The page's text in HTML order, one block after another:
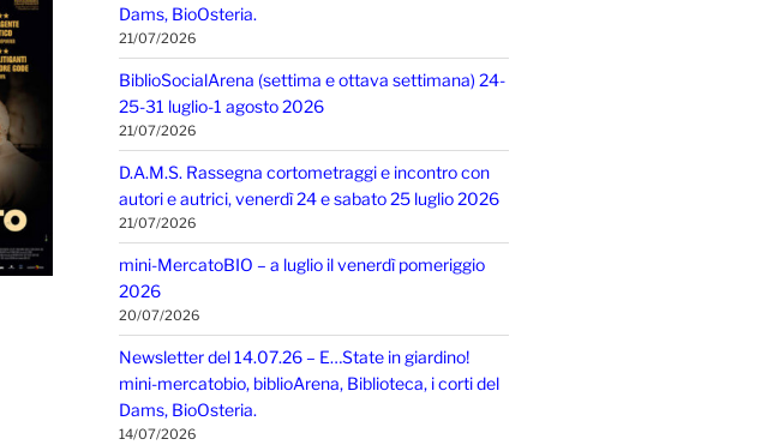
Dams, BioOsteria.
21/07/2026
BiblioSocialArena (settima e ottava settimana) 24-
25-31 luglio-1 agosto 2026
21/07/2026
D.A.M.S. Rassegna cortometraggi e incontro con
autori e autrici, venerdì 24 e sabato 25 luglio 2026
21/07/2026
mini-MercatoBIO – a luglio il venerdì pomeriggio
2026
20/07/2026
Newsletter del 14.07.26 – E…State in giardino!
mini-mercatobio, biblioArena, Biblioteca, i corti del
Dams, BioOsteria.
14/07/2026